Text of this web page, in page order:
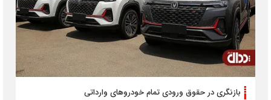
بازنگری در حقوق ورودی تمام خودروهای وارداتی